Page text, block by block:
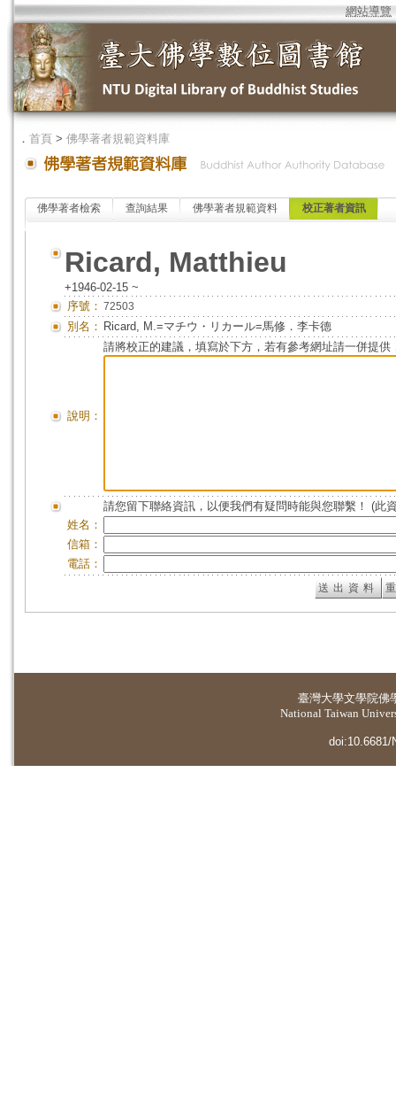
網站導覽
． 首頁 > 佛學著者規範資料庫
佛學著者檢索 查詢結果 佛學著者規範資料 校正著者資訊
Ricard, Matthieu
+1946-02-15 ~
序號： 72503
別名： Ricard, M.=マチウ・リカール=馬修．李卡德
說明：
請將校正的建議，填寫於下方，若有參考網址請一併提供
請您留下聯絡資訊，以便我們有疑問時能與您聯繫！ (此
姓名：
信箱：
電話：
臺灣大學文學院佛
National Taiwan
doi:10.6681/